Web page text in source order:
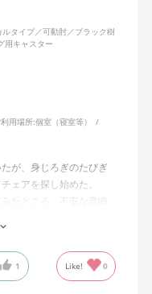
タイプ／可動肘／ブラック樹
用キャスター
用場所:個室（寝室等）
が、身じろぎのたびぎ
ェアを探し始めた。
たところ、不安な音鳴
ッチョンと音がする。
うに立ち上がると水平
で使用しているためお
い。
1 Like! 0